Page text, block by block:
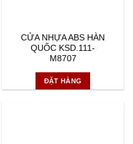
CỬA NHỰA ABS HÀN
QUỐC KSD.111-
M8707
ĐẶT HÀNG